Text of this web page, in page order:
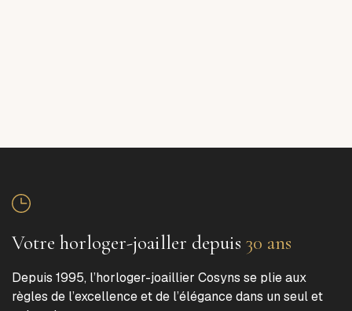
Votre horloger-joailler depuis 30 ans
Depuis 1995, l’horloger-joaillier Cosyns se plie aux
règles de l’excellence et de l’élégance dans un seul et